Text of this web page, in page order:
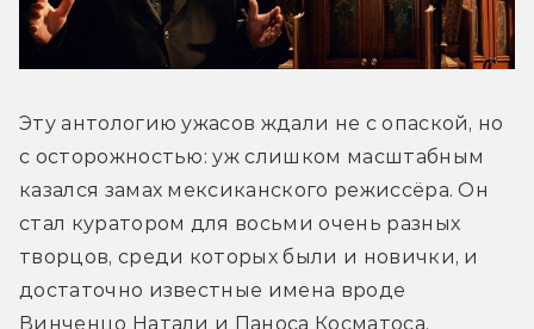
Эту антологию ужасов ждали не с опаской, но
с осторожностью: уж слишком масштабным
казался замах мексиканского режиссёра. Он
стал куратором для восьми очень разных
творцов, среди которых были и новички, и
достаточно известные имена вроде
Винченцо Натали и Паноса Косматоса.